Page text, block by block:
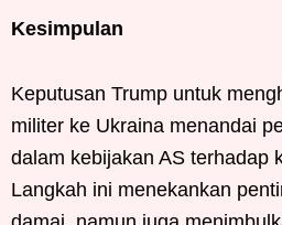
Kesimpulan
Keputusan Trump untuk
militer ke Ukraina menandai
dalam kebijakan AS terhadap
Langkah ini menekankan